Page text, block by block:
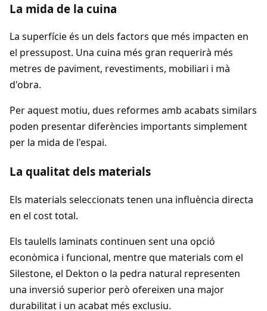
La mida de la cuina
La superfície és un dels factors que més impacten en
el pressupost. Una cuina més gran requerirà més
metres de paviment, revestiments, mobiliari i mà
d'obra.
Per aquest motiu, dues reformes amb acabats similars
poden presentar diferències importants simplement
per la mida de l'espai.
La qualitat dels materials
Els materials seleccionats tenen una influència directa
en el cost total.
Els taulells laminats continuen sent una opció
econòmica i funcional, mentre que materials com el
Silestone, el Dekton o la pedra natural representen
una inversió superior però ofereixen una major
durabilitat i un acabat més exclusiu.